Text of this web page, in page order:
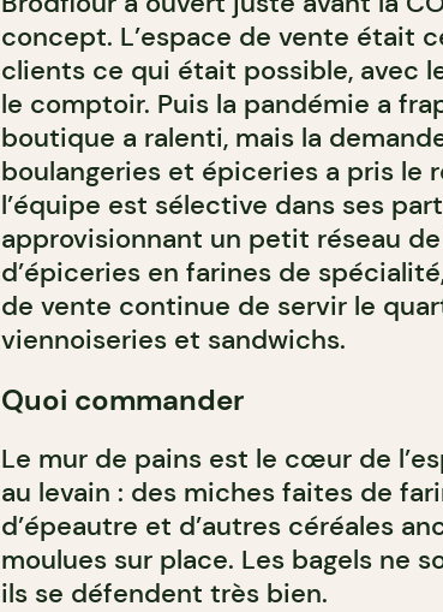
concept. L’espace de vente était
clients ce qui était possible, avec
le comptoir. Puis la pandémie a
boutique a ralenti, mais la
boulangeries et épiceries a pris le
l’équipe est sélective dans ses
approvisionnant un petit réseau
d’épiceries en farines de
de vente continue de servir le
viennoiseries et sandwichs.
Quoi commander
Le mur de pains est le cœur de
au levain : des miches faites de
d’épeautre et d’autres céréales
moulues sur place. Les bagels ne
ils se défendent très bien.